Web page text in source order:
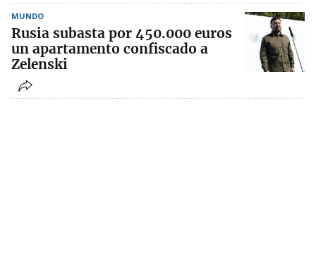
MUNDO
Rusia subasta por 450.000 euros
un apartamento confiscado a
Zelenski